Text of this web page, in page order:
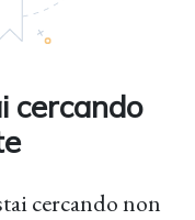
cercando
cercando non